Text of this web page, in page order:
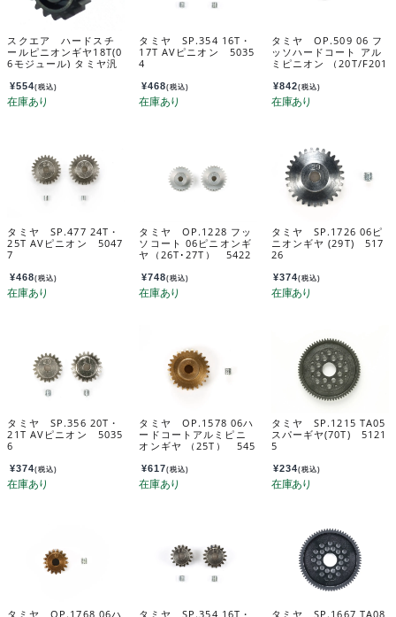
purpose
TGX-
818
個
スクエア ハードスチ
ールピニオンギヤ18T(0
6モジュール) タミヤ汎
gear 18T (06 module
s) TAMIYA general pu
rpose TGX-818
¥554(税込)
タミヤ SP.354 16T・
17T AVピニオン 5035
4
¥468(税込)
タミヤ OP.509 06 フ
ッソハードコート アル
ミピニオン （20T/F201
¥842(税込)
タミヤ SP.477 24T・
25T AVピニオン 5047
7
¥468(税込)
タミヤ OP.1228 フッ
ソコート 06ピニオンギ
ヤ（26T･27T） 5422
¥748(税込)
タミヤ SP.1726 06ピ
ニオンギヤ (29T) 517
26
¥374(税込)
タミヤ SP.356 20T・
21T AVピニオン 5035
6
¥374(税込)
タミヤ OP.1578 06ハ
ードコートアルミピニ
オンギヤ （25T） 545
¥617(税込)
タミヤ SP.1215 TA05
スパーギヤ(70T) 5121
5
¥234(税込)
タミヤ OP.1768 06ハ
タミヤ SP.354 16T・
タミヤ SP.1667 TA08